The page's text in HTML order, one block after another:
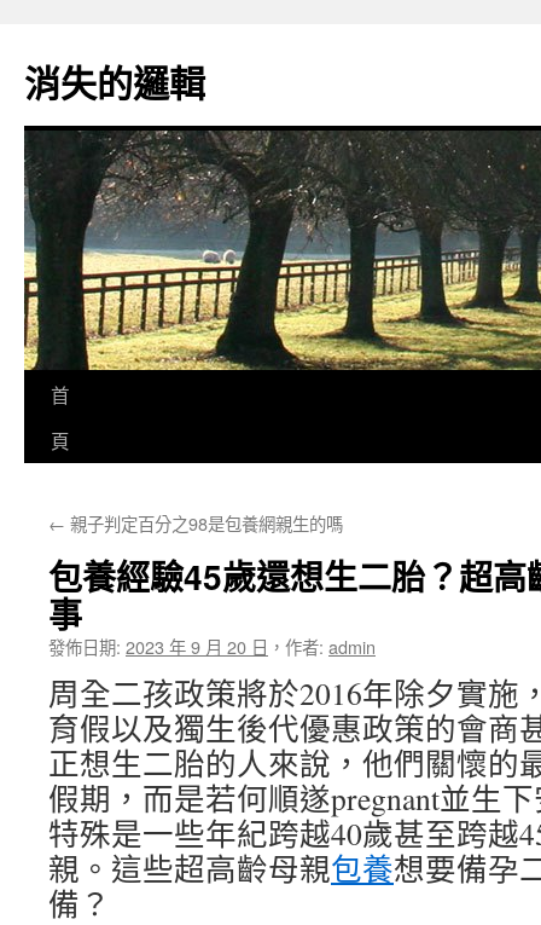
主
要
消失的邏輯
首
頁
← 親子判定百分之98是包養網親生的嗎
包養經驗45歲還想生二胎？超
事
發佈日期: 2023 年 9 月 20 日 ， 作者: admin
周全二孩政策將於2016年除夕實施
育假以及獨生後代優惠政策的會商
正想生二胎的人來說，他們關懷的
假期，而是若何順遂pregnant並生
特殊是一些年紀跨越40歲甚至跨越
親。這些超高齡母親包養想要備孕
備？